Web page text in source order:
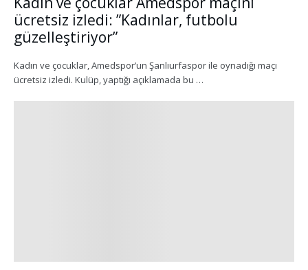
ücretsiz izledi: ”Kadınlar, futbolu
güzelleştiriyor”
Kadın ve çocuklar, Amedspor’un Şanlıurfaspor ile oynadığı maçı
ücretsiz izledi. Kulüp, yaptığı açıklamada bu …